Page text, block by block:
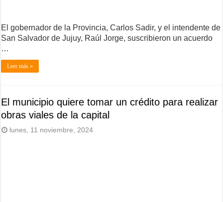
El gobernador de la Provincia, Carlos Sadir, y el intendente de
San Salvador de Jujuy, Raúl Jorge, suscribieron un acuerdo
…
Leer más »
El municipio quiere tomar un crédito para realizar
obras viales de la capital
lunes, 11 noviembre, 2024